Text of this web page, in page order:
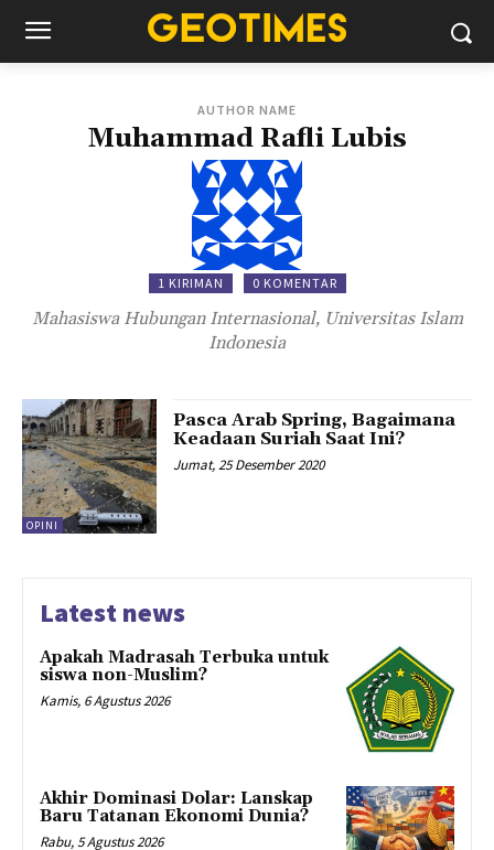
AUTHOR NAME
Muhammad Rafli Lubis
1 KIRIMAN 0 KOMENTAR
Mahasiswa Hubungan Internasional, Universitas Islam
Indonesia
OPINI
Pasca Arab Spring, Bagaimana
Keadaan Suriah Saat Ini?
Jumat, 25 Desember 2020
Latest news
Apakah Madrasah Terbuka untuk
siswa non-Muslim?
Kamis, 6 Agustus 2026
Akhir Dominasi Dolar: Lanskap
Baru Tatanan Ekonomi Dunia?
Rabu, 5 Agustus 2026